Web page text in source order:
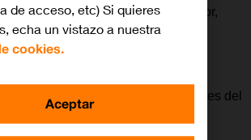
los mensajes del contestador,
causas posibles al problema.
Para poder escuchar los mensajes del
seleccionar sus ajustes.
de acceso, etc) Si quieres
echa un vistazo a nuestra
cookies.
Aceptar